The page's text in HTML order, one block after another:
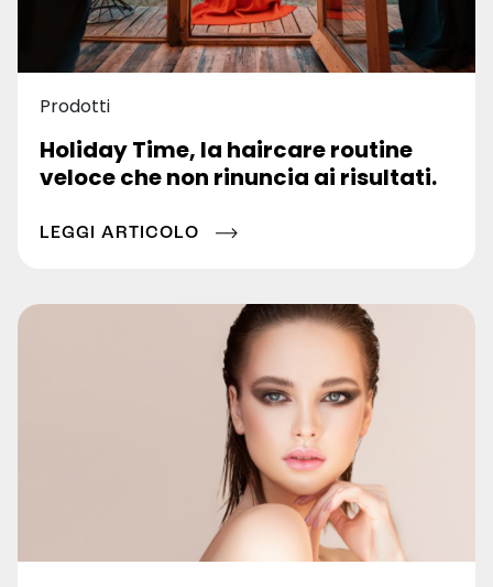
Prodotti
Holiday Time, la haircare routine
veloce che non rinuncia ai risultati.
LEGGI ARTICOLO